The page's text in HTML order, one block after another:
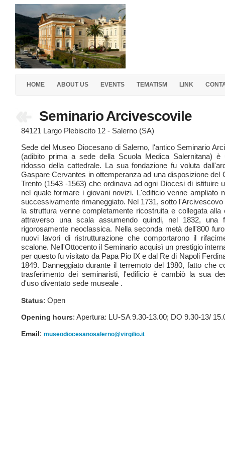
HOME ABOUT US EVENTS TEMATISM LINK
Seminario Arcivescovile
84121 Largo Plebiscito 12 - Salerno (SA)
Sede del Museo Diocesano di Salerno, l'antico Seminario
(adibito prima a sede della Scuola Medica Salernitana) è
ridosso della cattedrale. La sua fondazione fu voluta
Gaspare Cervantes in ottemperanza ad una disposizione del
Trento (1543 -1563) che ordinava ad ogni Diocesi di istituire
nel quale formare i giovani novizi. L'edificio venne ampliato
successivamente rimaneggiato. Nel 1731, sotto l'Arcivescovo
la struttura venne completamente ricostruita e collegata alla
attraverso una scala assumendo quindi, nel 1832, una
rigorosamente neoclassica. Nella seconda metà dell'800
nuovi lavori di ristrutturazione che comportarono il
scalone. Nell'Ottocento il Seminario acquisì un prestigio
per questo fu visitato da Papa Pio IX e dal Re di Napoli
1849. Danneggiato durante il terremoto del 1980, fatto che
trasferimento dei seminaristi, l'edificio è cambiò la sua
d'uso diventato sede museale .
Status: Open
Opening hours: Apertura: LU-SA 9.30-13.00; DO 9.30-13/
Email: museodiocesanosalerno@virgilio.it